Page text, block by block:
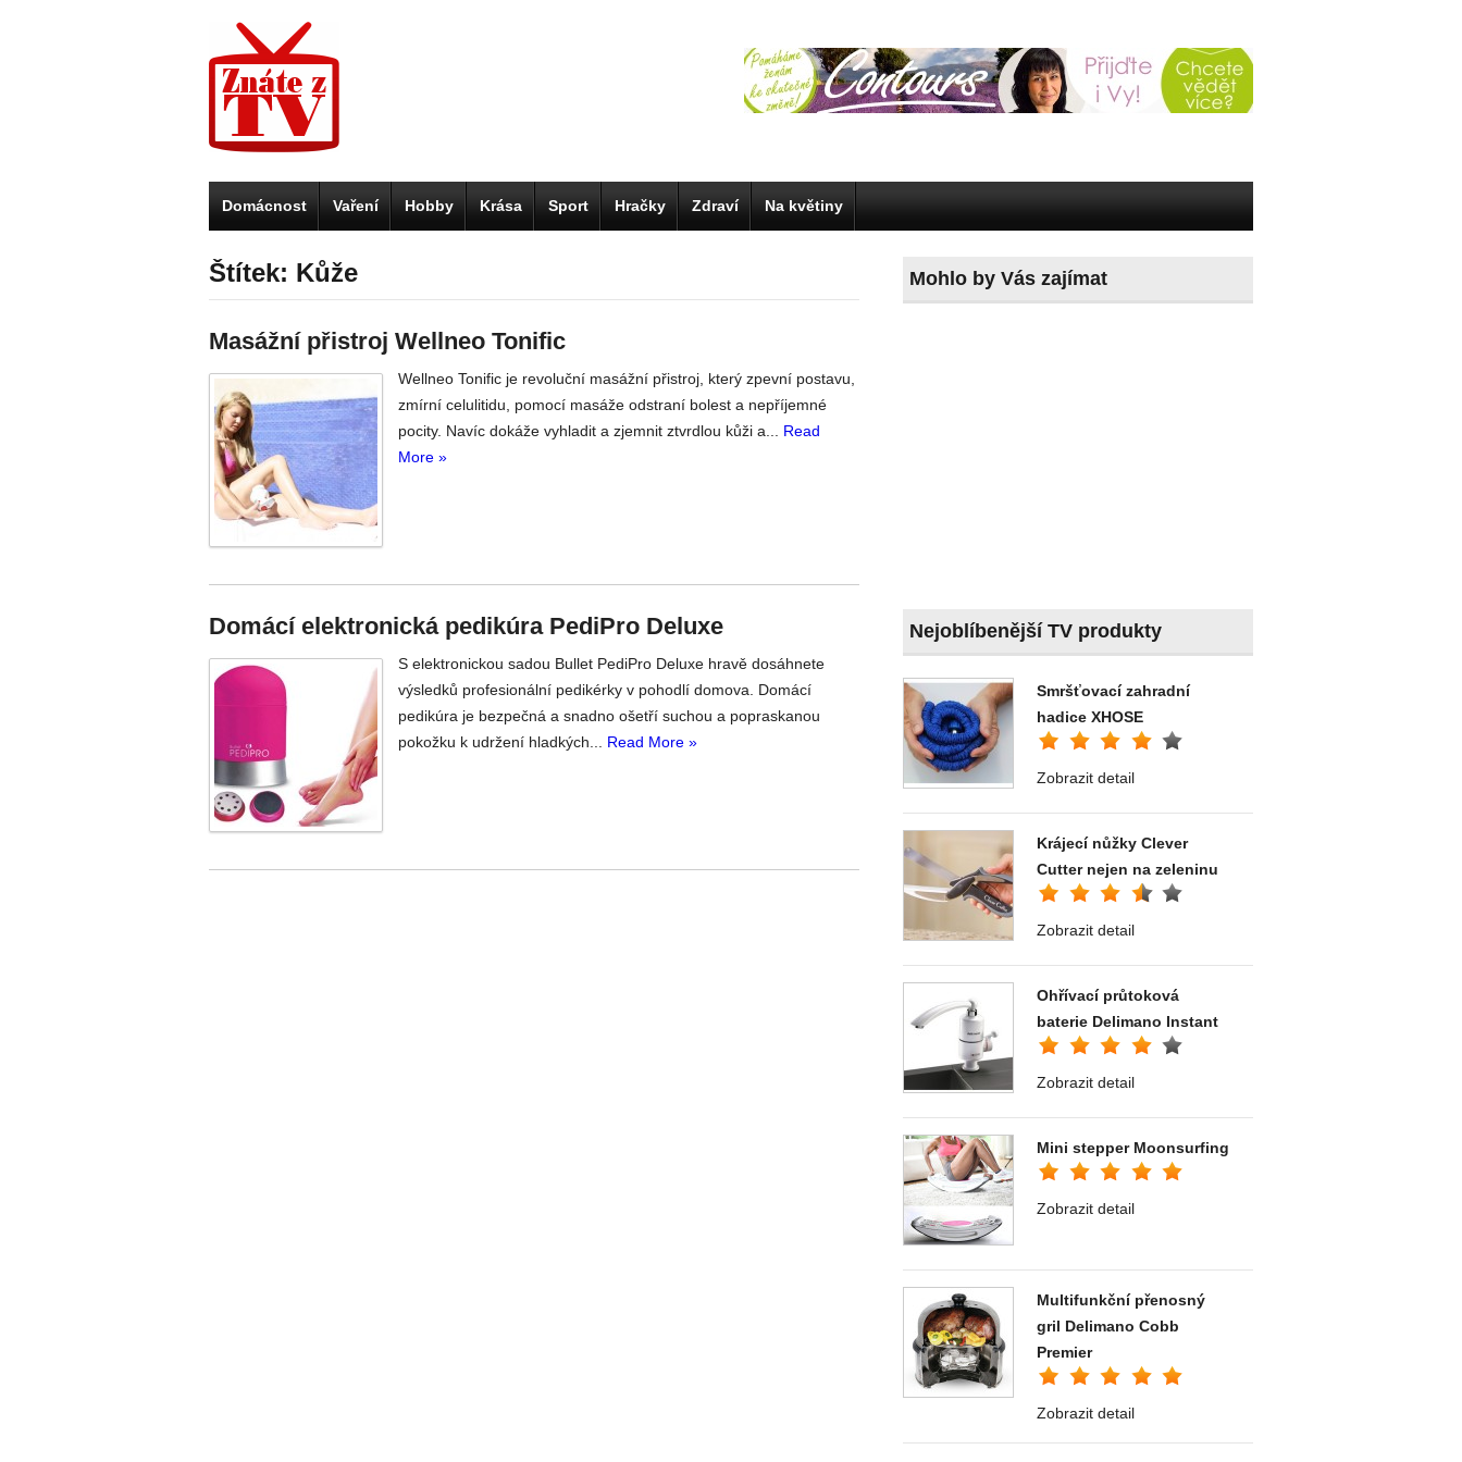
Domácnost Vaření Hobby Krása Sport Hračky Zdraví Na květiny
Štítek: Kůže
Masážní přistroj Wellneo Tonific
Wellneo Tonific je revoluční masážní přistroj, který zpevní postavu,
zmírní celulitidu, pomocí masáže odstraní bolest a nepříjemné
pocity. Navíc dokáže vyhladit a zjemnit ztvrdlou kůži a... Read
More »
Domácí elektronická pedikúra PediPro Deluxe
S elektronickou sadou Bullet PediPro Deluxe hravě dosáhnete
výsledků profesionální pedikérky v pohodlí domova. Domácí
pedikúra je bezpečná a snadno ošetří suchou a popraskanou
pokožku k udržení hladkých... Read More »
Mohlo by Vás zajímat
Nejoblíbenější TV produkty
Smršťovací zahradní
hadice XHOSE
Zobrazit detail
Krájecí nůžky Clever
Cutter nejen na zeleninu
Zobrazit detail
Ohřívací průtoková
baterie Delimano Instant
Zobrazit detail
Mini stepper Moonsurfing
Zobrazit detail
Multifunkční přenosný
gril Delimano Cobb
Premier
Zobrazit detail